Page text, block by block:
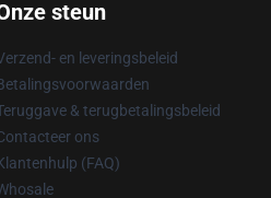
steun
en leveringsbeleid
& terugbetalingsbeleid
ons
(FAQ)